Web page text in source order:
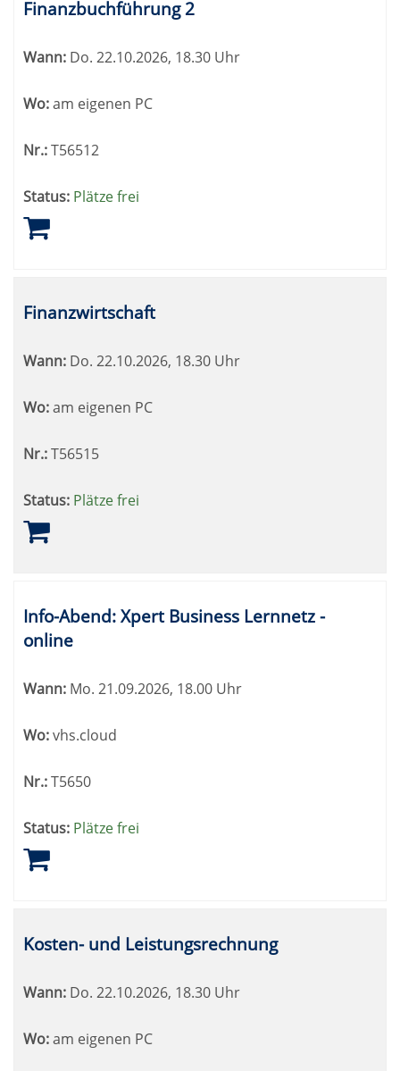
Finanzbuchführung 2
Wann: Do. 22.10.2026, 18.30 Uhr
Wo:am eigenen PC
Nr.:T56512
Status: Plätze frei
Finanzwirtschaft
Wann: Do. 22.10.2026, 18.30 Uhr
Wo:am eigenen PC
Nr.:T56515
Status: Plätze frei
Info-Abend: Xpert Business Lernnetz -
online
Wann: Mo. 21.09.2026, 18.00 Uhr
Wo:vhs.cloud
Nr.:T5650
Status: Plätze frei
Kosten- und Leistungsrechnung
Wann: Do. 22.10.2026, 18.30 Uhr
Wo:am eigenen PC